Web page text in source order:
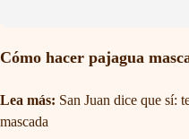
Cómo hacer pajagua
Lea más: San Juan dice que sí:
mascada